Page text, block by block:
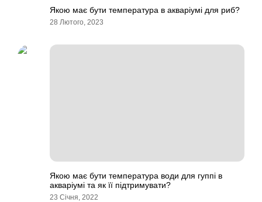
Якою має бути температура в акваріумі для риб?
28 Лютого, 2023
Якою має бути температура води для гуппі в
акваріумі та як її підтримувати?
23 Січня, 2022